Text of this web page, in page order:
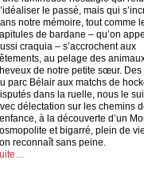
le passé, mais qui
notre mémoire, tout comme
de bardane – qu’on
craquia – s’accrochent aux
au pelage des
de notre petite sœur. Des
parc Bélair aux matchs de
dans la ruelle, nous le
délectation sur les chemins
à la découverte d’un
et bigarré, plein de
reconnaît sans peine.